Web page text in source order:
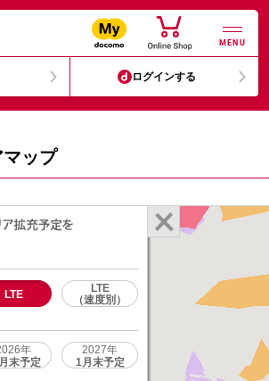
MENU
ログインする
ップ
LTE
LTE
（速度別）
年
末予定
2027年
1月末予定